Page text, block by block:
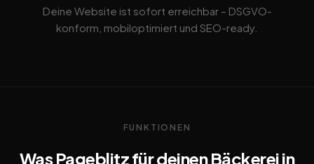
Deine Website ist sofort erreichbar – DSGVO-
konform, mobiloptimiert und SEO-ready.
FUNKTIONEN
Was Pageblitz für deinen Bäckerei in